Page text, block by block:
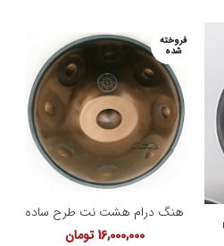
فروخته
شده
هنگ درام هشت نت طرح ساده
16,000,000 تومان